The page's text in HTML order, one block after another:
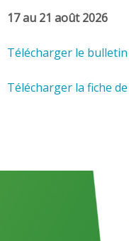
17 au 21 août 2026
Télécharger le bulletin
Télécharger la fiche